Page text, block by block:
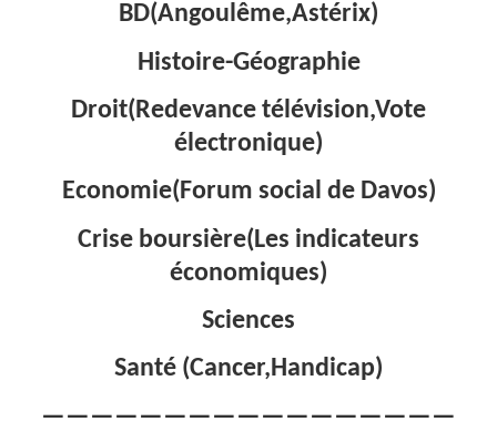
BD(Angoulême,Astérix)
Histoire-Géographie
Droit(Redevance télévision,Vote
électronique)
Economie(Forum social de Davos)
Crise boursière(Les indicateurs
économiques)
Sciences
Santé (Cancer,Handicap)
—————————————————